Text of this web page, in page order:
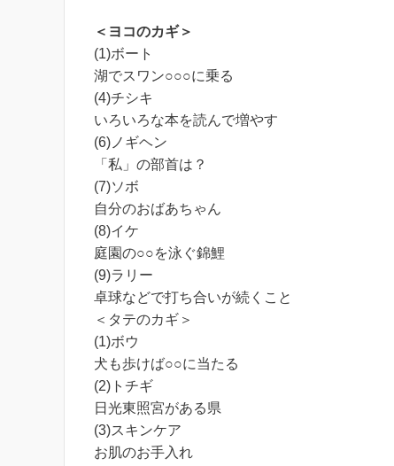
＜ヨコのカギ＞
(1)ボート
湖でスワン○○○に乗る
(4)チシキ
いろいろな本を読んで増やす
(6)ノギヘン
「私」の部首は？
(7)ソボ
自分のおばあちゃん
(8)イケ
庭園の○○を泳ぐ錦鯉
(9)ラリー
卓球などで打ち合いが続くこと
＜タテのカギ＞
(1)ボウ
犬も歩けば○○に当たる
(2)トチギ
日光東照宮がある県
(3)スキンケア
お肌のお手入れ